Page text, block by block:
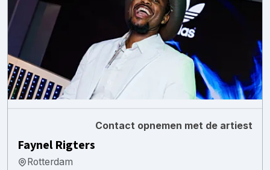
Contact opnemen met de artiest
Faynel Rigters
Rotterdam